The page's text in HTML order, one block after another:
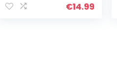
Ingrediënten –
€14.99